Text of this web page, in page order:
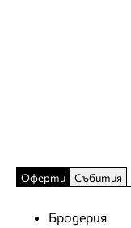
Оферти Събития
Бродерия